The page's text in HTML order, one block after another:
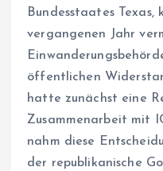
Bundesstaates Texas,
vergangenen Jahr
öffentlichen
hatte zunächst eine
Zusammenarbeit mit
nahm diese
der republikanische